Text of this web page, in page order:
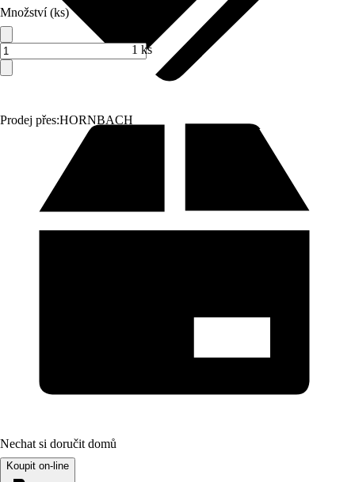
Prodej přes:HORNBACH
Množství (ks)
1 ks
Nechat si doručit domů
Koupit on-line